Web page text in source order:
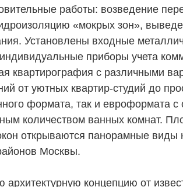
работы: возведение
«мокрых зон»,
Установлены входные
приборы учета
квартирография с различными
от уютных квартир-студий до
формата, так и евроформата с
количеством ванных комнат.
открываются панорамные виды
Москвы.
архитектурную концепцию от